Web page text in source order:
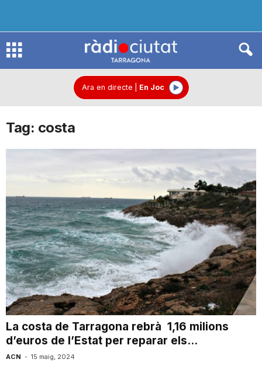
R
d
o
C
i
u
Ara en directe En Joc
Tag: costa
La costa de Tarragona rebrà 1,16 milions
d’euros de l’Estat per reparar els...
ACN - 15 maig, 2024